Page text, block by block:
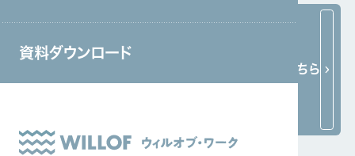
外国人雇用
資料ダウンロード
ニュース一覧はこちら